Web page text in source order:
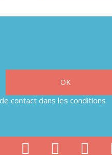
contact dans les conditions